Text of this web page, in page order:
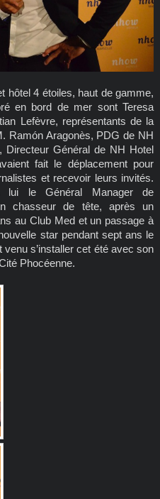
hôtel 4 étoiles, haut de gamme,
en bord de mer sont Teresa
Lefèvre, représentants de la
Ramón Aragonès, PDG de NH
Général de NH Hotel
fait le déplacement pour
et recevoir leurs invités.
lui le Général Manager de
chasseur de tête, après un
au Club Med et un passage à
star pendant sept ans le
s’installer cet été avec son
Phocéenne.